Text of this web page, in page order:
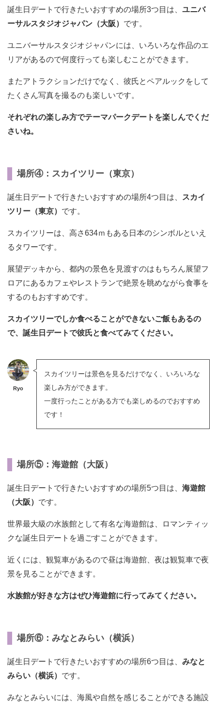
誕生日デートで行きたいおすすめの場所3つ目は、 ユニバ
ーサルスタジオジャパン（大阪） です。
ユニバーサルスタジオジャパンには、いろいろな作品のエ
リアがあるので何度行っても楽しむことができます。
またアトラクションだけでなく、彼氏とペアルックをして
たくさん写真を撮るのも楽しいです。
それぞれの楽しみ方でテーマパークデートを楽しんでくだ
さいね。
場所④：スカイツリー（東京）
誕生日デートで行きたいおすすめの場所4つ目は、
スカイ
ツリー（東京） です。
スカイツリーは、高さ634ｍもある日本のシンボルといえ
るタワーです。
展望デッキから、都内の景色を見渡すのはもちろん展望フ
ロアにあるカフェやレストランで絶景を眺めながら食事を
するのもおすすめです。
スカイツリーでしか食べることができないご飯もあるの
で、誕生日デートで彼氏と食べてみてください。
Ryo
スカイツリーは景色を見るだけでなく、いろいろな
楽しみ方ができます。
一度行ったことがある方でも楽しめるのでおすすめ
です！
場所⑤：海遊館（大阪）
誕生日デートで行きたいおすすめの場所5つ目は、 海遊館
（大阪） です。
世界最大級の水族館として有名な海遊館は、ロマンティッ
クな誕生日デートを過ごすことができます。
近くには、観覧車があるので昼は海遊館、夜は観覧車で夜
景を見ることができます。
水族館が好きな方はぜひ海遊館に行ってみてください。
場所⑥：みなとみらい（横浜）
誕生日デートで行きたいおすすめの場所6つ目は、 みなと
みらい（横浜） です。
みなとみらいには、海風や自然を感じることができる施設